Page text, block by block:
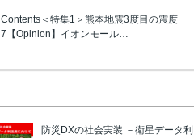
Contents＜特集1＞熊本地震3度目の震度
7【Opinion】イオンモール…
防災DXの社会実装 －衛星データ利